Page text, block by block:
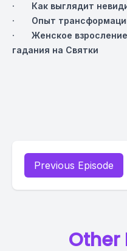
· Как выглядит
· Опыт трансформации
· Женское
гадания на Святки
Previous Episode
Other